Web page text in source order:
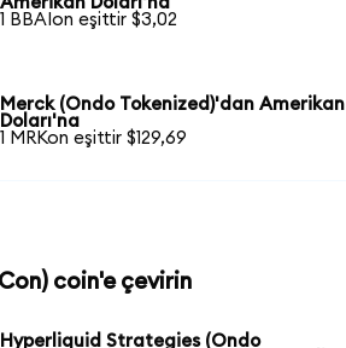
1 BBAIon eşittir $3,02
Merck (Ondo Tokenized)'dan Amerikan
Doları'na
1 MRKon eşittir $129,69
coin'e çevirin
Hyperliquid Strategies (Ondo